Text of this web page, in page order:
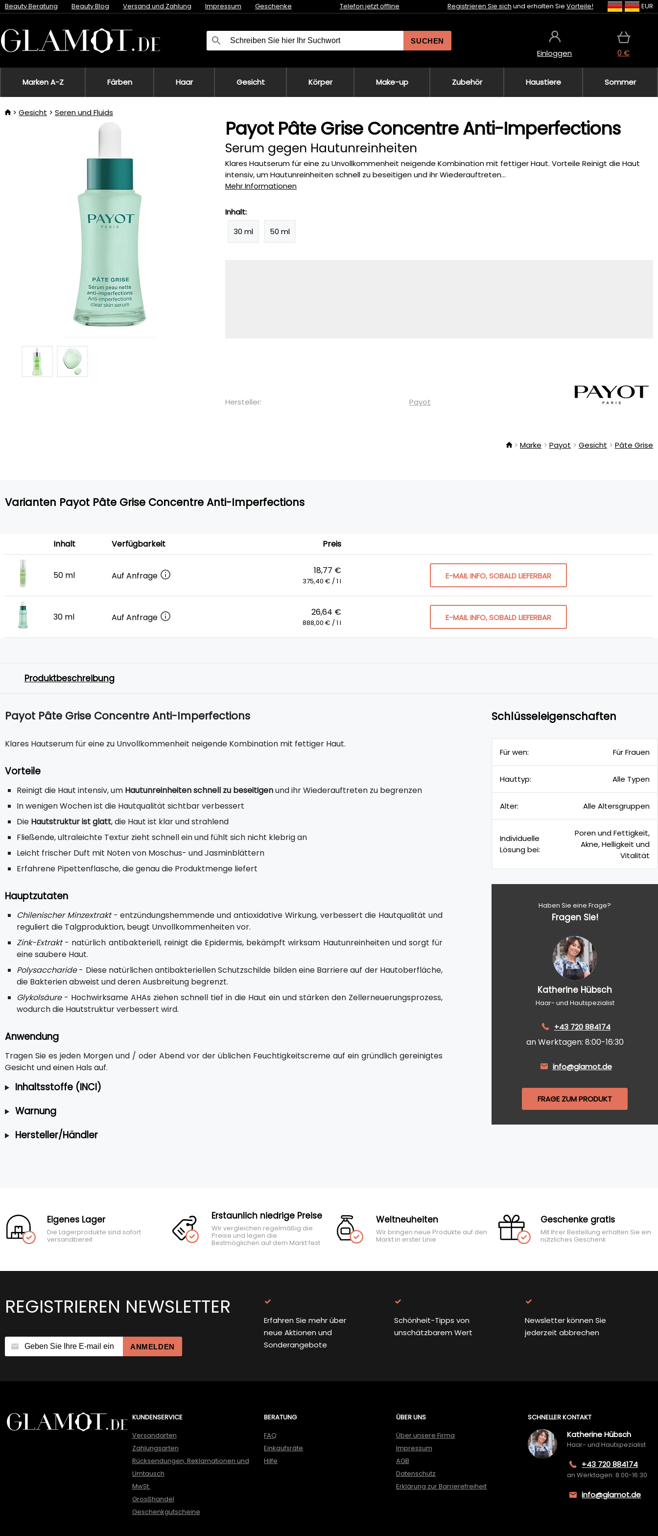
Beauty Beratung Beauty Blog Versand und Zahlung Impressum Geschenke Telefon jetzt offline Registrieren Sie sich und erhalten Sie Vorteile! EUR
SUCHEN
Einloggen 0 €
Marken A-Z Färben Haar Gesicht Körper Make-up Zubehör Haustiere Sommer
Gesicht Seren und Fluids
Payot Pâte Grise Concentre Anti-Imperfections
Serum gegen Hautunreinheiten
Klares Hautserum für eine zu Unvollkommenheit neigende Kombination mit fettiger Haut. Vorteile Reinigt die Haut
intensiv, um Hautunreinheiten schnell zu beseitigen und ihr Wiederauftreten...
Mehr Informationen
Inhalt:
30 ml
50 ml
Hersteller: Payot
Marke Payot Gesicht Pâte Grise
Varianten Payot Pâte Grise Concentre Anti-Imperfections
Inhalt Verfügbarkeit Preis
50 ml Auf Anfrage 18,77 €
375,40 € / 1 l
E-MAIL INFO, SOBALD LIEFERBAR
30 ml Auf Anfrage 26,64 €
888,00 € / 1 l
E-MAIL INFO, SOBALD LIEFERBAR
Produktbeschreibung
Payot Pâte Grise Concentre Anti-Imperfections
Klares Hautserum für eine zu Unvollkommenheit neigende Kombination mit fettiger Haut.
Vorteile
Reinigt die Haut intensiv, um Hautunreinheiten schnell zu beseitigenund ihr Wiederauftreten zu begrenzen
In wenigen Wochen ist die Hautqualität sichtbar verbessert
Die Hautstruktur ist glatt, die Haut ist klar und strahlend
Fließende, ultraleichte Textur zieht schnell ein und fühlt sich nicht klebrig an
Leicht frischer Duft mit Noten von Moschus- und Jasminblättern
Erfahrene Pipettenflasche, die genau die Produktmenge liefert
Hauptzutaten
Chilenischer Minzextrakt- entzündungshemmende und antioxidative Wirkung, verbessert die Hautqualität und
reguliert die Talgproduktion, beugt Unvollkommenheiten vor.
Zink-Extrakt- natürlich antibakteriell, reinigt die Epidermis, bekämpft wirksam Hautunreinheiten und sorgt für
eine saubere Haut.
Polysaccharide- Diese natürlichen antibakteriellen Schutzschilde bilden eine Barriere auf der Hautoberfläche,
die Bakterien abweist und deren Ausbreitung begrenzt.
Glykolsäure- Hochwirksame AHAs ziehen schnell tief in die Haut ein und stärken den Zellerneuerungsprozess,
wodurch die Hautstruktur verbessert wird.
Anwendung
Tragen Sie es jeden Morgen und / oder Abend vor der üblichen Feuchtigkeitscreme auf ein gründlich gereinigtes
Gesicht und einen Hals auf.
Inhaltsstoffe (INCI)
Warnung
Hersteller/Händler
Schlüsseleigenschaften
Für wen: Für Frauen
Hauttyp: Alle Typen
Alter: Alle Altersgruppen
Individuelle
Lösung bei:
Poren und Fettigkeit,
Akne, Helligkeit und
Vitalität
Haben Sie eine Frage?
Fragen Sie!
Katherine Hübsch
Haar- und Hautspezialist
+43 720 884174
an Werktagen: 8:00-16:30
info@glamot.de
FRAGE ZUM PRODUKT
Eigenes Lager
Die Lagerprodukte sind sofort
versandbereit
Erstaunlich niedrige Preise
Wir vergleichen regelmäßig die
Preise und legen die
Bestmöglichen auf dem Markt fest
Weltneuheiten
Wir bringen neue Produkte auf den
Markt in erster Linie
Geschenke gratis
Mit Ihrer Bestellung erhalten Sie ein
nützliches Geschenk
REGISTRIEREN NEWSLETTER
ANMELDEN
Erfahren Sie mehr über
neue Aktionen und
Sonderangebote
Schönheit-Tipps von
unschätzbarem Wert
Newsletter können Sie
jederzeit abbrechen
KUNDENSERVICE
Versandarten
Zahlungsarten
Rücksendungen, Reklamationen und
Umtausch
MwSt.
Grosßhandel
Geschenkgutscheine
BERATUNG
FAQ
Einkaufsräte
Hilfe
ÜBER UNS
Über unsere Firma
Impressum
AGB
Datenschutz
Erklärung zur Barrierefreiheit
SCHNELLER KONTAKT
Katherine Hübsch
Haar- und Hautspezialist
+43 720 884174
an Werktagen: 8:00-16:30
info@glamot.de